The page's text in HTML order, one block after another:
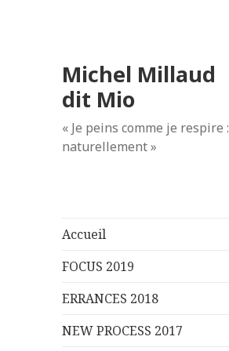
Michel Millaud
dit Mio
« Je peins comme je respire :
naturellement »
Accueil
FOCUS 2019
ERRANCES 2018
NEW PROCESS 2017